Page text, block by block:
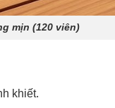
mịn (120 viên)
khiết.